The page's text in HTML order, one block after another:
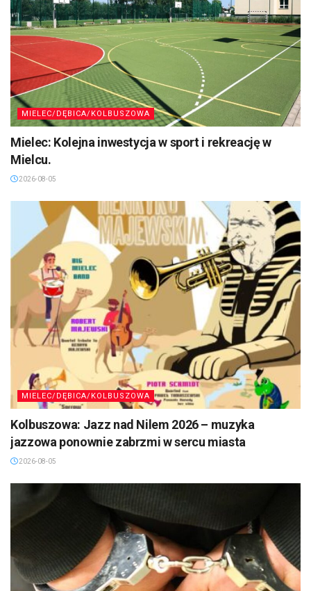
MIELEC/DĘBICA/KOLBUSZOWA
Mielec: Kolejna inwestycja w sport i rekreację w
Mielcu.
2026-08-05
MIELEC/DĘBICA/KOLBUSZOWA
Kolbuszowa: Jazz nad Nilem 2026 – muzyka
jazzowa ponownie zabrzmi w sercu miasta
2026-08-05